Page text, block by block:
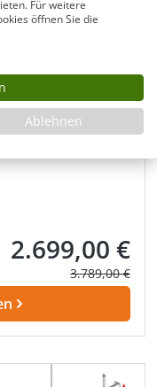
2 Pendeltüren
Pendeltüren
bis 125 x 150 cm
bis 230 cm
Verkaufspreis:
2.699,00 €
Regulärer
3.789,00 €
Für weitere
öffnen Sie die
Ablehnen